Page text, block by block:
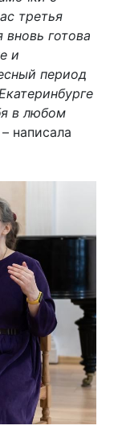
третья
готова
и
период
в любом
– написала